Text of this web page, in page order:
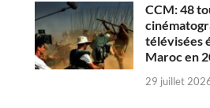
CCM: 48
télévisées
Maroc en
29 juillet